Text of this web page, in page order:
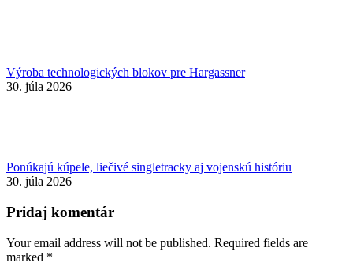
Výroba technologických blokov pre Hargassner
30. júla 2026
Ponúkajú kúpele, liečivé singletracky aj vojenskú históriu
30. júla 2026
Pridaj komentár
Your email address will not be published. Required fields are
marked *